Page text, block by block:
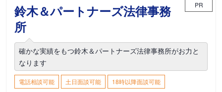
鈴木＆パートナーズ法律事務
所
PR
確かな実績をもつ鈴木＆パートナーズ法律事務所がお力と
なります
電話相談可能 土日面談可能 18時以降面談可能